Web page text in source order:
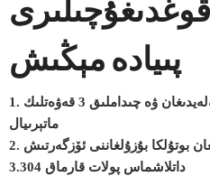
پىيادە مېڭىش
1. سۇ ئۆتمەس ، نەپەسلىنەلەيدىغان ۋە چىداملىق 3 قەۋەتلىك
بوتۇلكا بۇزۇلغاننى ئۆزگەرتىش
3.304 داتلاشماس پولات قارماق